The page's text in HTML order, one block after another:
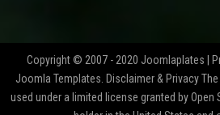
Copyright © 2007 - 2020 Joomlaplates |
Joomla Templates. Disclaimer & Privacy
used under a limited license granted by